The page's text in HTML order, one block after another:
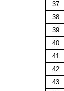
37
38
39
40
41
42
43